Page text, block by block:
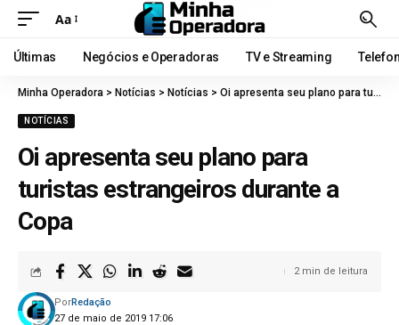
Aa
Últimas Negócios e Operadoras TV e Streaming
Minha Operadora > Notícias > Notícias > Oi apresenta seu plano para turistas estrangeiros durante a Copa
NOTÍCIAS
Oi apresenta seu plano para
turistas estrangeiros durante a
Copa
27 de maio de 2019 17:06
PorRedação
2 min de leitura